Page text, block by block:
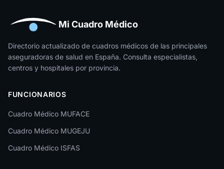
Huesca
Jaén
La Rioja
León
Lleida
Lugo
Mi Cuadro Médico
Directorio actualizado de cuadros médicos de las principales
aseguradoras de salud en España. Consulta especialistas,
centros y hospitales por provincia.
FUNCIONARIOS
Cuadro Médico MUFACE
Cuadro Médico MUGEJU
Cuadro Médico ISFAS